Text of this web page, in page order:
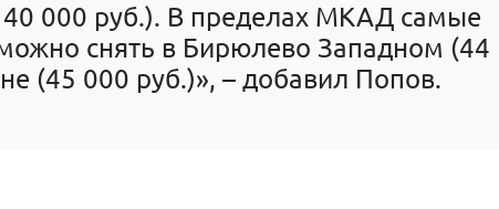
40 000 руб.). В пределах МКАД самые
снять в Бирюлево Западном (44
(45 000 руб.)», – добавил Попов.